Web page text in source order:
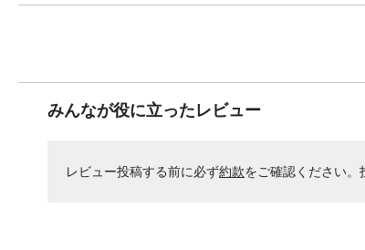
みんなが役に立ったレビュー
レビュー投稿する前に必ず約款をご確認ください。